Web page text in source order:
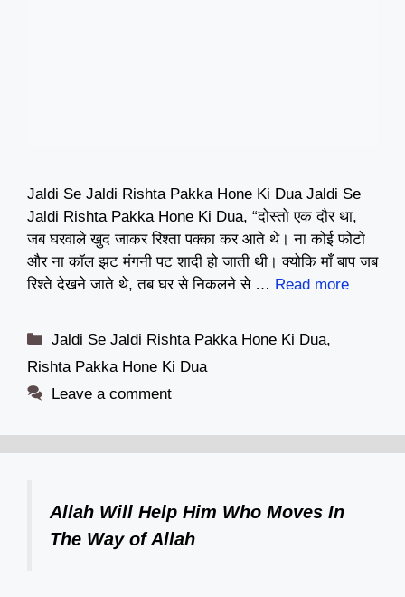
Jaldi Se Jaldi Rishta Pakka Hone Ki Dua Jaldi Se
Jaldi Rishta Pakka Hone Ki Dua, “दोस्तो एक दौर था,
जब घरवाले खुद जाकर रिश्ता पक्का कर आते थे। ना कोई फोटो
और ना कॉल झट मंगनी पट शादी हो जाती थी। क्योकि माँ बाप जब
रिश्ते देखने जाते थे, तब घर से निकलने से … Read more
Categories
Jaldi Se Jaldi Rishta Pakka Hone Ki Dua,
Rishta Pakka Hone Ki Dua
Leave a comment
Allah Will Help Him Who Moves In
The Way of Allah